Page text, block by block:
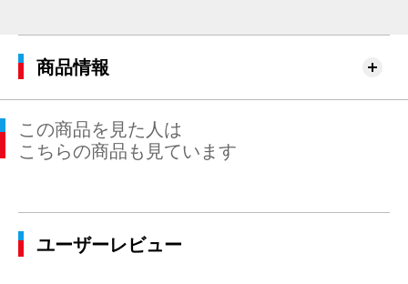
商品情報
この商品を見た人は
こちらの商品も見ています
ユーザーレビュー